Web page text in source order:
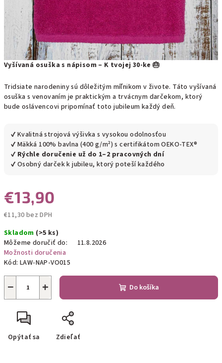
Vyšívaná osuška s nápisom – K tvojej 30-ke 🎂
Tridsiate narodeniny sú dôležitým míľnikom v živote. Táto vyšívaná
osuška s venovaním je praktickým a trvácnym darčekom, ktorý
bude oslávencovi pripomínať toto jubileum každý deň.
✔ Kvalitná strojová výšivka s vysokou odolnosťou
✔ Mäkká 100% bavlna (400 g/m²) s certifikátom OEKO-TEX®
✔ Rýchle doručenie už do 1–2 pracovných dní
✔ Osobný darček k jubileu, ktorý poteší každého
€13,90
€11,30 bez DPH
cena:
Skladom (>5 ks)
Môžeme doručiť do:
11.8.2026
Možnosti doručenia
Kód: LAW-NAP-VO015
+
− Do košíka
Opýtať sa Zdieľať